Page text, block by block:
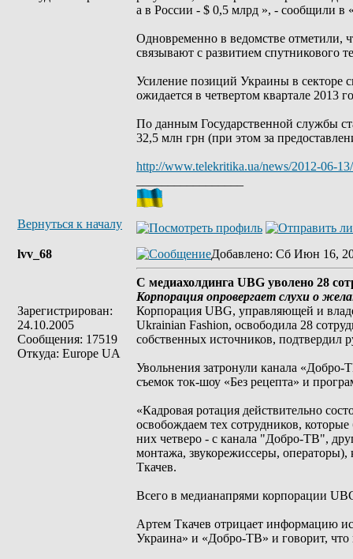
а в России - $ 0,5 млрд », - сообщили в
Одновременно в ведомстве отметили,
связывают с развитием спутникового
Усиление позиций Украины в секторе
ожидается в четвертом квартале 2013
По данным Государственной службы
32,5 млн грн (при этом за
http://www.telekritika.ua/news/2012-06-
Вернуться к началу
lvv_68
Зарегистрирован:
24.10.2005
Сообщения: 17519
Откуда: Europe UA
Добавлено: Сб Июн 16,
С медиахолдинга UBG уволено 28
Корпорация опровергает слухи о
Корпорация UBG, управляющей и
Ukrainian Fashion, освободила 28
собственных источников, подтвердил
Увольнения затронули канала «Добро-
съемок ток-шоу «Без рецепта» и
«Кадровая ротация действительно
освобождаем тех сотрудников,
них четверо - с канала "Добро-ТВ",
монтажа, звукорежиссеры,
Ткачев.
Всего в медианапрями корпорации
Артем Ткачев отрицает информацию
Украина» и «Добро-ТВ» и говорит, что